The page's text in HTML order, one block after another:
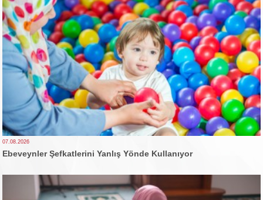
07.08.2026
Ebeveynler Şefkatlerini Yanlış Yönde Kullanıyor